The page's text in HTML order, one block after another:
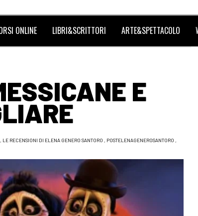
ONLINE LIBRI&SCRITTORI ARTE&SPETTACOLO
E
LE RECENSIONI DI ELENA GENERO SANTORO , POSTELENAGENEROSANTORO ,